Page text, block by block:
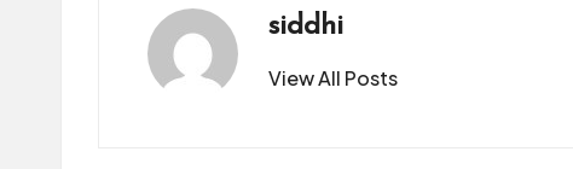
siddhi
View All Posts